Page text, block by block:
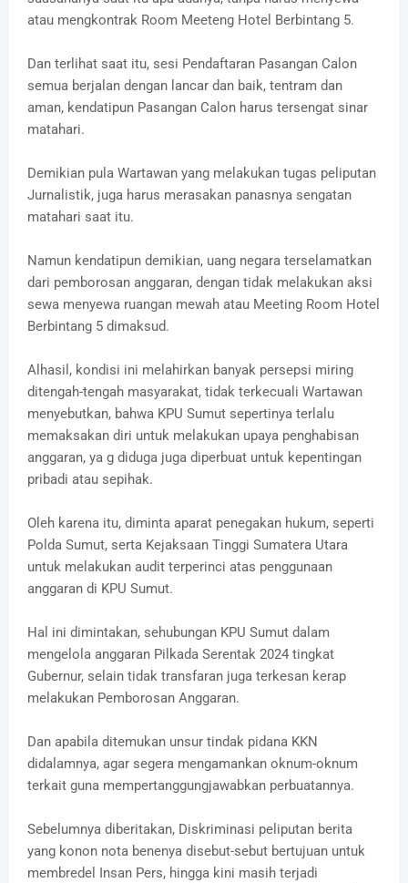
atau mengkontrak Room Meeteng Hotel Berbintang 5.
Dan terlihat saat itu, sesi Pendaftaran Pasangan Calon
semua berjalan dengan lancar dan baik, tentram dan
aman, kendatipun Pasangan Calon harus tersengat sinar
matahari.
Demikian pula Wartawan yang melakukan tugas peliputan
Jurnalistik, juga harus merasakan panasnya sengatan
matahari saat itu.
Namun kendatipun demikian, uang negara terselamatkan
dari pemborosan anggaran, dengan tidak melakukan aksi
sewa menyewa ruangan mewah atau Meeting Room Hotel
Berbintang 5 dimaksud.
Alhasil, kondisi ini melahirkan banyak persepsi miring
ditengah-tengah masyarakat, tidak terkecuali Wartawan
menyebutkan, bahwa KPU Sumut sepertinya terlalu
memaksakan diri untuk melakukan upaya penghabisan
anggaran, ya g diduga juga diperbuat untuk kepentingan
pribadi atau sepihak.
Oleh karena itu, diminta aparat penegakan hukum, seperti
Polda Sumut, serta Kejaksaan Tinggi Sumatera Utara
untuk melakukan audit terperinci atas penggunaan
anggaran di KPU Sumut.
Hal ini dimintakan, sehubungan KPU Sumut dalam
mengelola anggaran Pilkada Serentak 2024 tingkat
Gubernur, selain tidak transfaran juga terkesan kerap
melakukan Pemborosan Anggaran.
Dan apabila ditemukan unsur tindak pidana KKN
didalamnya, agar segera mengamankan oknum-oknum
terkait guna mempertanggungjawabkan perbuatannya.
Sebelumnya diberitakan, Diskriminasi peliputan berita
yang konon nota benenya disebut-sebut bertujuan untuk
membredel Insan Pers, hingga kini masih terjadi